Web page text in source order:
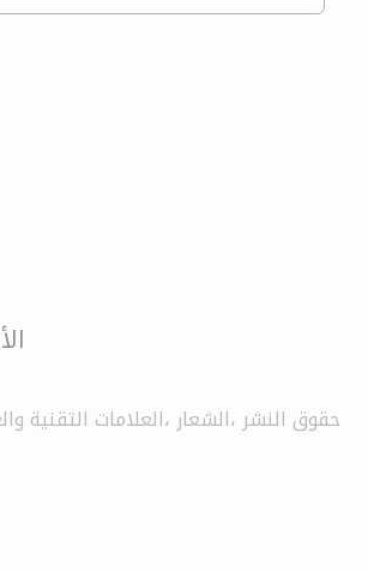
حقوق النشر ،الشعار ،العلامات التقنية